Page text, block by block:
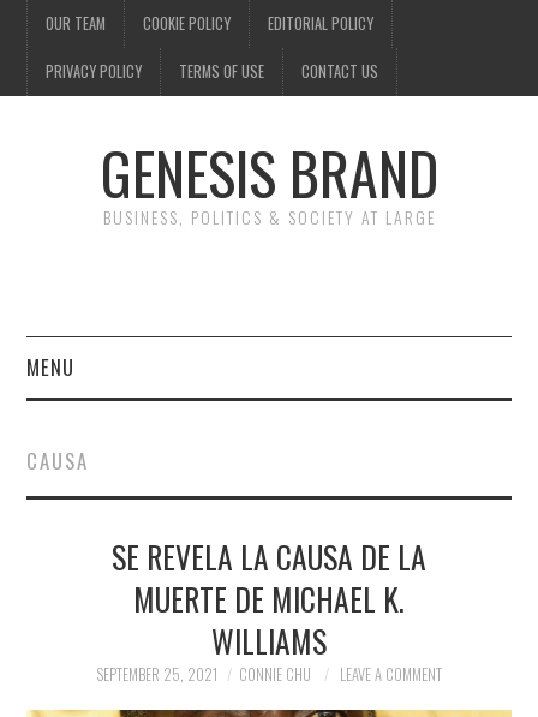
OUR TEAM COOKIE POLICY EDITORIAL POLICY
PRIVACY POLICY TERMS OF USE CONTACT US
GENESIS BRAND
BUSINESS, POLITICS & SOCIETY AT LARGE
MENU
FINANCE
SOCIETY
CAUSA
SE REVELA LA CAUSA DE LA
MUERTE DE MICHAEL K.
WILLIAMS
SEPTEMBER 25, 2021 CONNIE CHU LEAVE A COMMENT